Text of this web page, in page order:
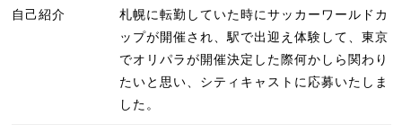
自己紹介
札幌に転勤していた時にサッカーワールドカ
ップが開催され、駅で出迎え体験して、東京
でオリパラが開催決定した際何かしら関わり
たいと思い、シティキャストに応募いたしま
した。